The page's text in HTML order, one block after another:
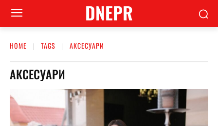
DNEPR
HOME TAGS АКСЕСУАРИ
АКСЕСУАРИ